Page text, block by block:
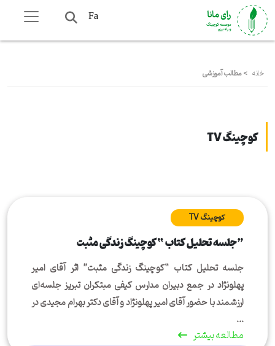
Fa
خانه >مطالب آموزشی
کوچینگ TV
کوچینگ TV
جلسه تحلیل کتاب “کوچینگ زندگی مثبت”
جلسه تحلیل کتاب “کوچینگ زندگی مثبت” اثر آقای امیر
پهلونژاد در جمع دبیران مدارس کیفی مبتکران تبریز جلسه‌ای
ارزشمند با حضور آقای امیر پهلونژاد و آقای دکتر بهرام مجیدی در
...
مطالعه بیشتر